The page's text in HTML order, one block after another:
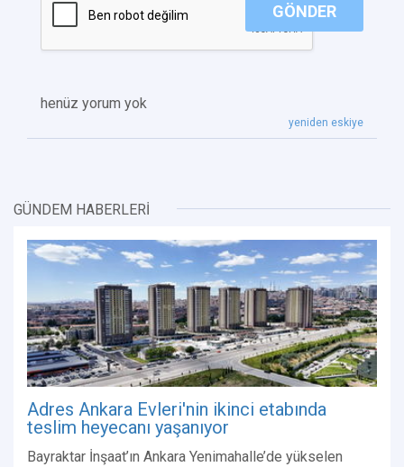
GÖNDER
henüz yorum yok
yeniden eskiye
GÜNDEM HABERLERİ
Adres Ankara Evleri'nin ikinci etabında
teslim heyecanı yaşanıyor
Bayraktar İnşaat’ın Ankara Yenimahalle’de yükselen